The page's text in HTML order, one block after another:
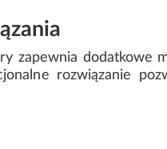
zapewnia dodatkowe
rozwiązanie